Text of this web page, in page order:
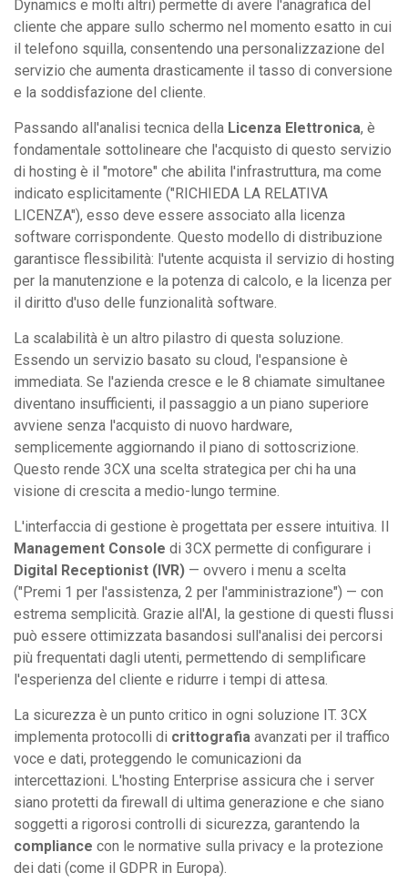
Dynamics e molti altri) permette di avere l'anagrafica del
cliente che appare sullo schermo nel momento esatto in cui
il telefono squilla, consentendo una personalizzazione del
servizio che aumenta drasticamente il tasso di conversione
e la soddisfazione del cliente.
Passando all'analisi tecnica della Licenza Elettronica, è
fondamentale sottolineare che l'acquisto di questo servizio
di hosting è il "motore" che abilita l'infrastruttura, ma come
indicato esplicitamente ("RICHIEDA LA RELATIVA
LICENZA"), esso deve essere associato alla licenza
software corrispondente. Questo modello di distribuzione
garantisce flessibilità: l'utente acquista il servizio di hosting
per la manutenzione e la potenza di calcolo, e la licenza per
il diritto d'uso delle funzionalità software.
La scalabilità è un altro pilastro di questa soluzione.
Essendo un servizio basato su cloud, l'espansione è
immediata. Se l'azienda cresce e le 8 chiamate simultanee
diventano insufficienti, il passaggio a un piano superiore
avviene senza l'acquisto di nuovo hardware,
semplicemente aggiornando il piano di sottoscrizione.
Questo rende 3CX una scelta strategica per chi ha una
visione di crescita a medio-lungo termine.
L'interfaccia di gestione è progettata per essere intuitiva. Il
Management Console di 3CX permette di configurare i
Digital Receptionist (IVR) — ovvero i menu a scelta
("Premi 1 per l'assistenza, 2 per l'amministrazione") — con
estrema semplicità. Grazie all'AI, la gestione di questi flussi
può essere ottimizzata basandosi sull'analisi dei percorsi
più frequentati dagli utenti, permettendo di semplificare
l'esperienza del cliente e ridurre i tempi di attesa.
La sicurezza è un punto critico in ogni soluzione IT. 3CX
implementa protocolli di crittografia avanzati per il traffico
voce e dati, proteggendo le comunicazioni da
intercettazioni. L'hosting Enterprise assicura che i server
siano protetti da firewall di ultima generazione e che siano
soggetti a rigorosi controlli di sicurezza, garantendo la
compliance con le normative sulla privacy e la protezione
dei dati (come il GDPR in Europa).